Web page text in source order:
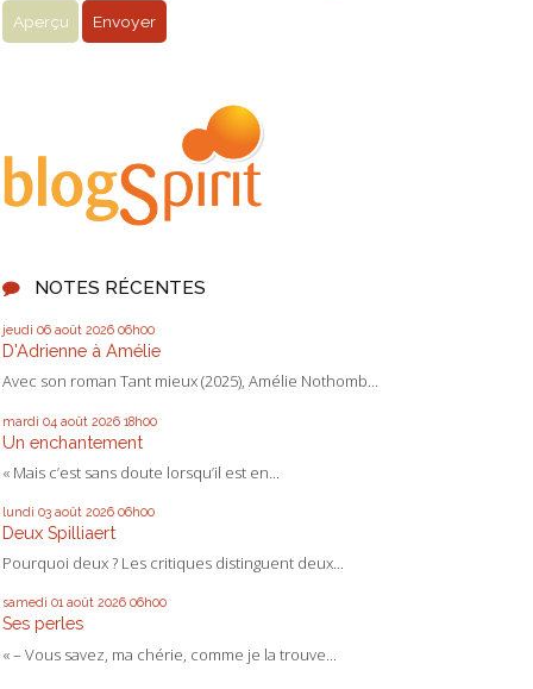
NOTES RÉCENTES
jeudi 06 août 2026 06h00
D'Adrienne à Amélie
Avec son roman Tant mieux (2025), Amélie Nothomb...
mardi 04 août 2026 18h00
Un enchantement
« Mais c’est sans doute lorsqu’il est en...
lundi 03 août 2026 06h00
Deux Spilliaert
Pourquoi deux ? Les critiques distinguent deux...
samedi 01 août 2026 06h00
Ses perles
« – Vous savez, ma chérie, comme je la trouve...